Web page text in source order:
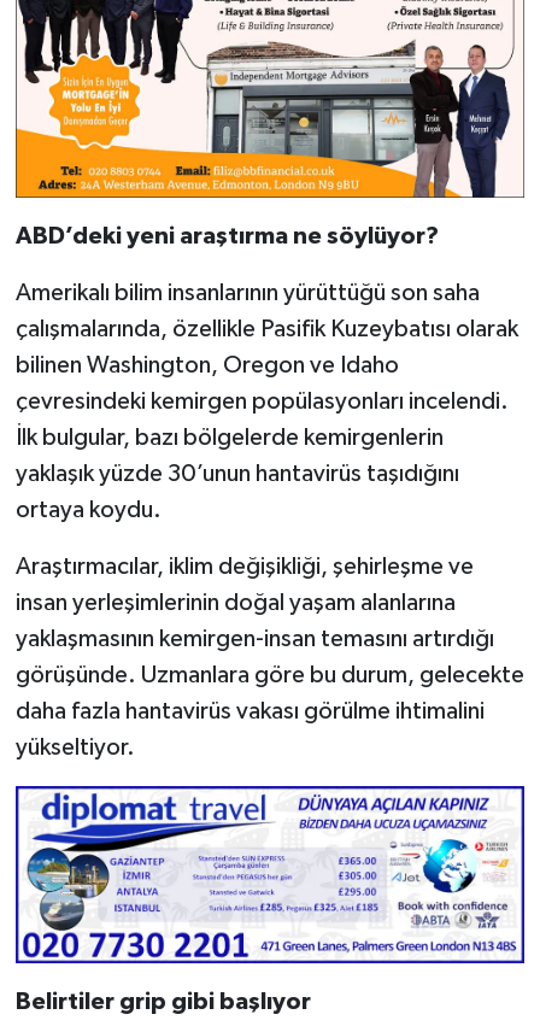
ABD’deki yeni araştırma ne söylüyor?
Amerikalı bilim insanlarının yürüttüğü son saha
çalışmalarında, özellikle Pasifik Kuzeybatısı olarak
bilinen Washington, Oregon ve Idaho
çevresindeki kemirgen popülasyonları incelendi.
İlk bulgular, bazı bölgelerde kemirgenlerin
yaklaşık yüzde 30’unun hantavirüs taşıdığını
ortaya koydu.
Araştırmacılar, iklim değişikliği, şehirleşme ve
insan yerleşimlerinin doğal yaşam alanlarına
yaklaşmasının kemirgen-insan temasını artırdığı
görüşünde. Uzmanlara göre bu durum, gelecekte
daha fazla hantavirüs vakası görülme ihtimalini
yükseltiyor.
Belirtiler grip gibi başlıyor